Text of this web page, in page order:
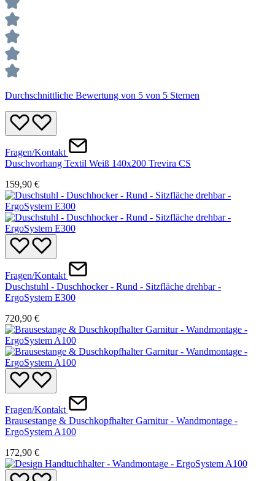
Durchschnittliche Bewertung von 5 von 5 Sternen
Fragen/Kontakt
Duschvorhang Textil Weiß 140x200 Trevira CS
159,90 €
Fragen/Kontakt
Duschstuhl - Duschhocker - Rund - Sitzfläche drehbar -
ErgoSystem E300
720,90 €
Fragen/Kontakt
Brausestange & Duschkopfhalter Garnitur - Wandmontage -
ErgoSystem A100
172,90 €